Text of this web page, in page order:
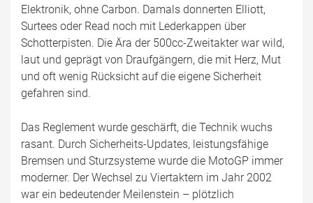
Elektronik, ohne Carbon. Damals donnerten Elliott,
Surtees oder Read noch mit Lederkappen über
Schotterpisten. Die Ära der 500cc-Zweitakter war wild,
laut und geprägt von Draufgängern, die mit Herz, Mut
und oft wenig Rücksicht auf die eigene Sicherheit
gefahren sind.
Das Reglement wurde geschärft, die Technik wuchs
rasant. Durch Sicherheits-Updates, leistungsfähige
Bremsen und Sturzsysteme wurde die MotoGP immer
moderner. Der Wechsel zu Viertaktern im Jahr 2002
war ein bedeutender Meilenstein – plötzlich